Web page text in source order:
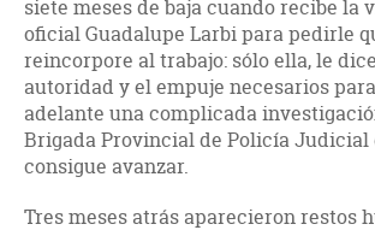
siete meses de baja cuando recibe la
oficial Guadalupe Larbi para pedirle
reincorpore al trabajo: sólo ella, le
autoridad y el empuje necesarios
adelante una complicada
Brigada Provincial de Policía Judicial
consigue avanzar.
Tres meses atrás aparecieron restos